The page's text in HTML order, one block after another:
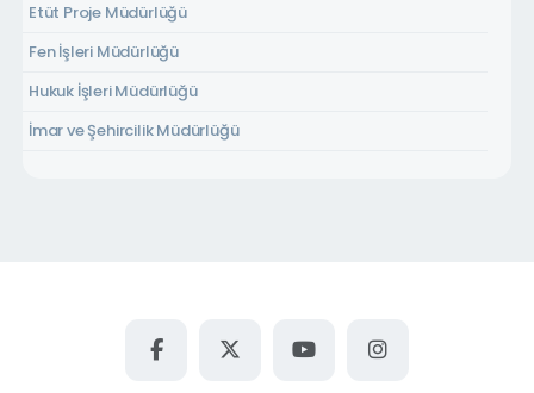
Etüt Proje Müdürlüğü
Fen İşleri Müdürlüğü
Hukuk İşleri Müdürlüğü
İmar ve Şehircilik Müdürlüğü
Sapaş Turizm Gıda İnş. San. ve Tic. A.Ş. Müdürlüğü